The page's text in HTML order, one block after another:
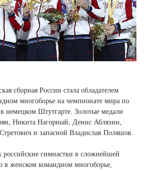
сборная России стала обладателем
многоборье на чемпионате мира по
немецком Штутгарте. Золотые медали
Никита Нагорный, Денис Аблязин,
и запасной Владислав Поляшов.
гимнастки в сложнейшей
в женском командном многоборье,